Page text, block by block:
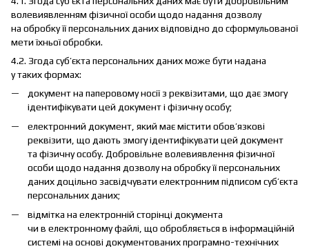
волевиявленням фізичної особи щодо надання дозволу
на обробку її персональних даних відповідно до сформульованої
мети їхньої обробки.
4.2. Згода суб’єкта персональних даних може бути надана
у таких формах:
документ на паперовому носії з реквізитами, що дає змогу
ідентифікувати цей документ і фізичну особу;
електронний документ, який має містити обов’язкові
реквізити, що дають змогу ідентифікувати цей документ
та фізичну особу. Добровільне волевиявлення фізичної
особи щодо надання дозволу на обробку її персональних
даних доцільно засвідчувати електронним підписом суб’єкта
персональних даних;
відмітка на електронній сторінці документа
чи в електронному файлі, що обробляється в інформаційній
системі на основі документованих програмно-технічних